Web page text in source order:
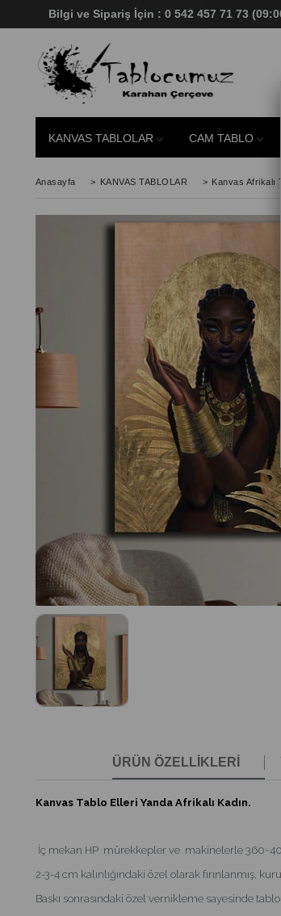
Bilgi ve Sipariş İçin : 0 542 457 71 73
KANVAS TABLOLAR CAM TABLO
Anasayfa > KANVAS TABLOLAR > Kanvas Afrikalı
ÜRÜN ÖZELLIKLERI
Kanvas Tablo Elleri Yanda Afrikalı Kadın.
İç mekan HP mürekkepler ve makinelerle
2-3-4 cm kalınlığındaki özel olarak fırınlanmış,
Baskı sonrasındaki özel vernikleme sayesinde